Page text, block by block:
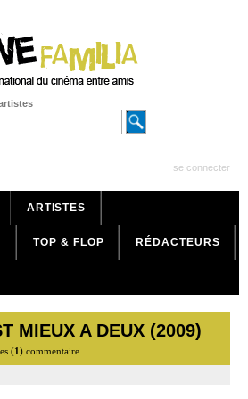
se connecter
ARTISTES
TOP & FLOP RÉDACTEURS
MIEUX A DEUX (2009)
(1) commentaire